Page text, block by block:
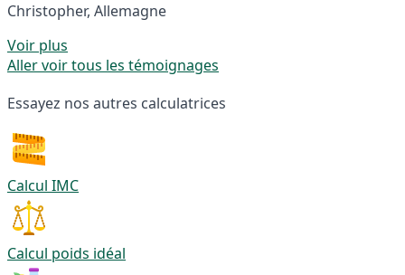
Christopher, Allemagne
Voir plus
Aller voir tous les témoignages
Essayez nos autres calculatrices
Calcul IMC
Calcul poids idéal